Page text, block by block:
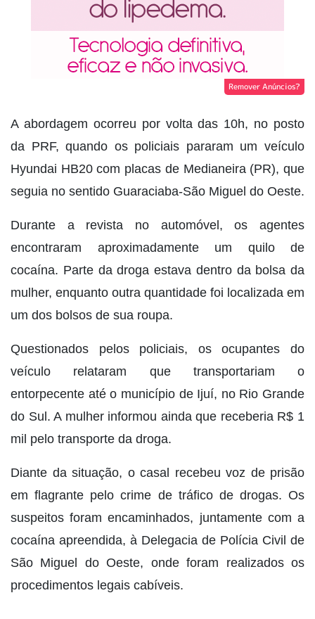
Remover Anúncios?
A abordagem ocorreu por volta das 10h, no posto
da PRF, quando os policiais pararam um veículo
Hyundai HB20 com placas de Medianeira (PR), que
seguia no sentido Guaraciaba-São Miguel do Oeste.
Durante a revista no automóvel, os agentes
encontraram aproximadamente um quilo de
cocaína. Parte da droga estava dentro da bolsa da
mulher, enquanto outra quantidade foi localizada em
um dos bolsos de sua roupa.
Questionados pelos policiais, os ocupantes do
veículo relataram que transportariam o
entorpecente até o município de Ijuí, no Rio Grande
do Sul. A mulher informou ainda que receberia R$ 1
mil pelo transporte da droga.
Diante da situação, o casal recebeu voz de prisão
em flagrante pelo crime de tráfico de drogas. Os
suspeitos foram encaminhados, juntamente com a
cocaína apreendida, à Delegacia de Polícia Civil de
São Miguel do Oeste, onde foram realizados os
procedimentos legais cabíveis.